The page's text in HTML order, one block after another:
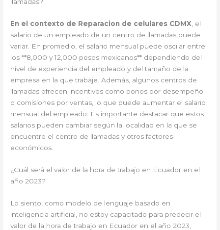
llamadas?
En el contexto de Reparacion de celulares CDMX, el
salario de un empleado de un centro de llamadas puede
variar. En promedio, el salario mensual puede oscilar entre
los **8,000 y 12,000 pesos mexicanos** dependiendo del
nivel de experiencia del empleado y del tamaño de la
empresa en la que trabaje. Además, algunos centros de
llamadas ofrecen incentivos como bonos por desempeño
o comisiones por ventas, lo que puede aumentar el salario
mensual del empleado. Es importante destacar que estos
salarios pueden cambiar según la localidad en la que se
encuentre el centro de llamadas y otros factores
económicos.
¿Cuál será el valor de la hora de trabajo en Ecuador en el
año 2023?
Lo siento, como modelo de lenguaje basado en
inteligencia artificial, no estoy capacitado para predecir el
valor de la hora de trabajo en Ecuador en el año 2023,